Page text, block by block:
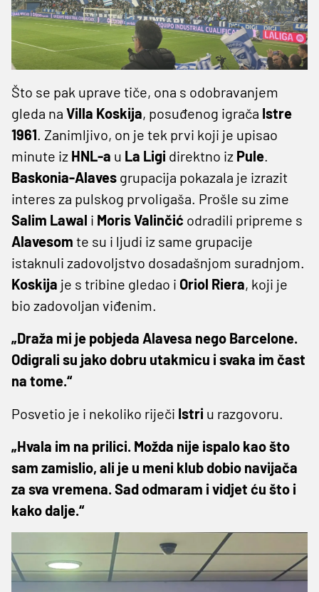
Što se pak uprave tiče, ona s odobravanjem
gleda na Villa Koskija, posuđenog igrača Istre
1961. Zanimljivo, on je tek prvi koji je upisao
minute iz HNL-a u La Ligi direktno iz Pule.
Baskonia-Alaves grupacija pokazala je izrazit
interes za pulskog prvoligaša. Prošle su zime
Salim Lawal i Moris Valinčić odradili pripreme s
Alavesom te su i ljudi iz same grupacije
istaknuli zadovoljstvo dosadašnjom suradnjom.
Koskija je s tribine gledao i Oriol Riera, koji je
bio zadovoljan viđenim.
„Draža mi je pobjeda Alavesa nego Barcelone.
Odigrali su jako dobru utakmicu i svaka im čast
na tome.“
Posvetio je i nekoliko riječi Istri u razgovoru.
„Hvala im na prilici. Možda nije ispalo kao što
sam zamislio, ali je u meni klub dobio navijača
za sva vremena. Sad odmaram i vidjet ću što i
kako dalje.“